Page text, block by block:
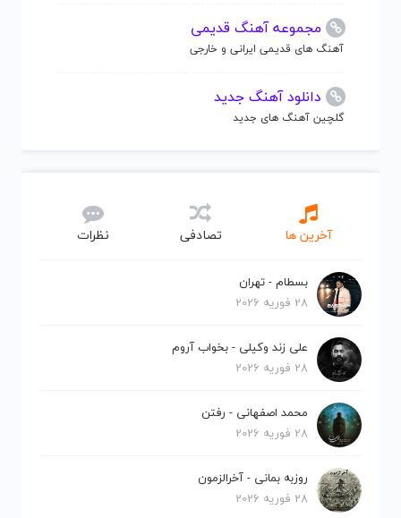
مجموعه آهنگ قدیمی
آهنگ های قدیمی ایرانی و خارجی
دانلود آهنگ جدید
گلچین آهنگ های جدید
آخرین ها تصادفی نظرات
بسطام - تهران
28 فوریه 2026
علی زند وکیلی - بخواب آروم
28 فوریه 2026
محمد اصفهانی - رفتن
28 فوریه 2026
روزبه بمانی - آخرالزمون
28 فوریه 2026